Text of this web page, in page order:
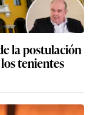
la postulación
tenientes